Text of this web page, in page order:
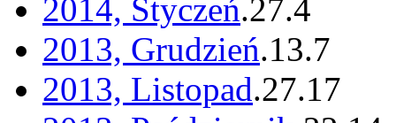
2014, Styczeń.27.4
2013, Grudzień.13.7
2013, Listopad.27.17